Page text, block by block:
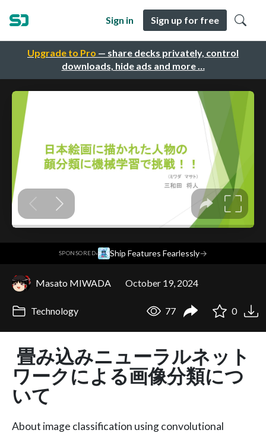
Upgrade to Pro — share decks privately, control
downloads, hide ads and more …
Sign in Sign up for free
SPONSORED· Ship Features Fearlessly→
Masato MIWADA October 19, 2024
Technology 77 0
畳み込みニューラルネット
ワークによる画像分類につ
いて
About image classification using convolutional